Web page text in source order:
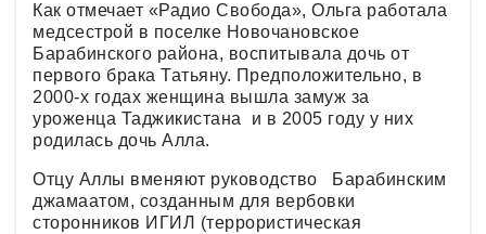
Как отмечает «Радио Свобода», Ольга работала
медсестрой в поселке Новочановское
Барабинского района, воспитывала дочь от
первого брака Татьяну. Предположительно, в
2000-х годах женщина вышла замуж за
уроженца Таджикистана и в 2005 году у них
родилась дочь Алла.
Отцу Аллы вменяют руководство Барабинским
джамаатом, созданным для вербовки
сторонников ИГИЛ (террористическая